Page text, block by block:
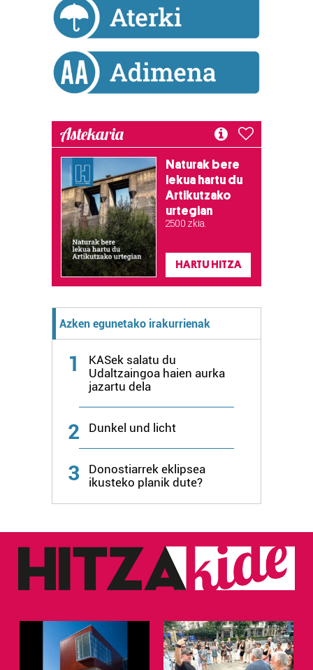
Astekaria
Naturak bere
lekua hartu du
Artikutzako
urtegian
2.500 zkia.
HARTU HITZA
Azken egunetako irakurrienak
1
KASek salatu du
Udaltzaingoa haien aurka
jazartu dela
2 Dunkel und licht
3
Donostiarrek eklipsea
ikusteko planik dute?